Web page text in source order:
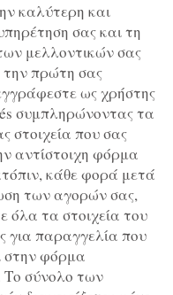
καλύτερη και
σας και τη
μελλοντικών σας
πρώτη σας
ως χρήστης
συμπληρώνοντας τα
στοιχεία που σας
αντίστοιχη φόρμα
κάθε φορά μετά
των αγορών σας,
όλα τα στοιχεία του
για παραγγελία που
στην φόρμα
Το σύνολο των